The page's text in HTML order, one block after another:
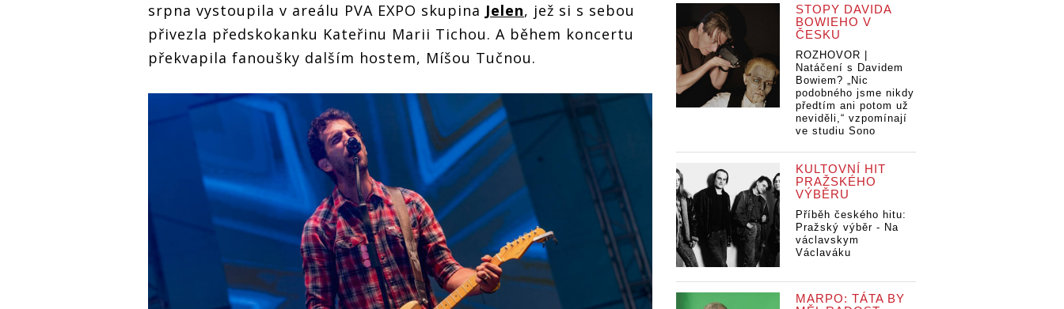
srpna vystoupila v areálu PVA EXPO skupina Jelen, jež si s sebou
přivezla předskokanku Kateřinu Marii Tichou. A během koncertu
překvapila fanoušky dalším hostem, Míšou Tučnou.
STOPY DAVIDA
BOWIEHO V
ČESKU
ROZHOVOR |
Natáčení s Davidem
Bowiem? „Nic
podobného jsme nikdy
předtím ani potom už
neviděli,“ vzpomínají
ve studiu Sono
KULTOVNÍ HIT
PRAŽSKÉHO
VÝBĚRU
Příběh českého hitu:
Pražský výběr - Na
václavskym
Václaváku
MARPO: TÁTA BY